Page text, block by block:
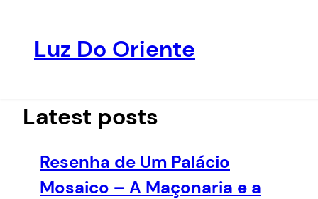
conteúdo
Luz Do Oriente
Latest posts
Resenha de Um Palácio
Mosaico – A Maçonaria e a